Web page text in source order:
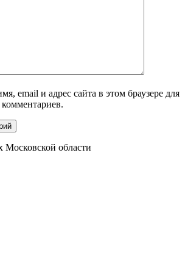
email и адрес сайта в этом браузере для
Московской области